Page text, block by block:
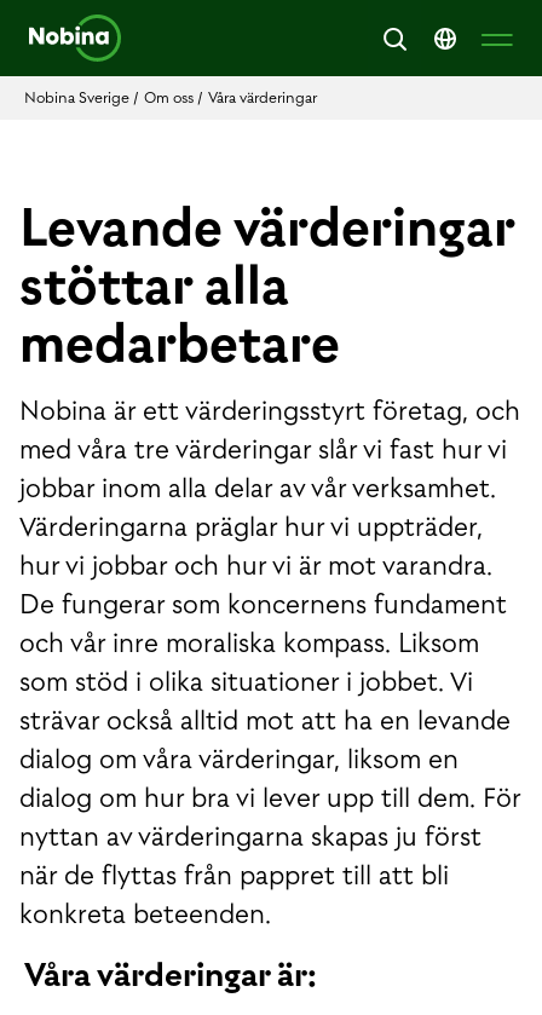
Nobina Sverige / Om oss / Våra värderingar
Levande värderingar
stöttar alla
medarbetare
Nobina är ett värderingsstyrt företag, och
med våra tre värderingar slår vi fast hur vi
jobbar inom alla delar av vår verksamhet.
Värderingarna präglar hur vi uppträder,
hur vi jobbar och hur vi är mot varandra.
De fungerar som koncernens fundament
och vår inre moraliska kompass. Liksom
som stöd i olika situationer i jobbet. Vi
strävar också alltid mot att ha en levande
dialog om våra värderingar, liksom en
dialog om hur bra vi lever upp till dem. För
nyttan av värderingarna skapas ju först
när de flyttas från pappret till att bli
konkreta beteenden.
Våra värderingar är: